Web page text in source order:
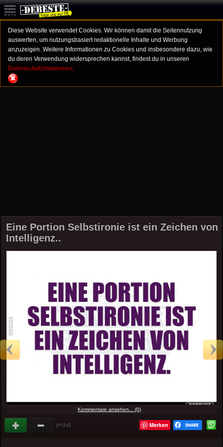
Diese Website verwendet Cookies. Wir können damit die Seitennutzung
auswerten, um nutzungsbasiert redaktionelle Inhalte und Werbung
anzuzeigen. Weitere Informationen zu Cookies und insbesondere dazu, wie
du deren Verwendung widersprechen kannst, findest du in unseren
Datenschutzhinweisen.
Eine Portion Selbstironie ist ein Zeichen von
Intelligenz..
Kommentare ansehen... (0)
(+114) Merken